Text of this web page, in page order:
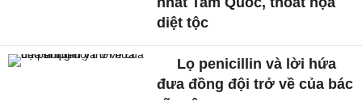
diệt tộc
Lọ penicillin và lời hứa
đưa đồng đội trở về của bác